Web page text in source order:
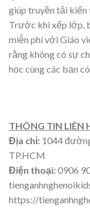
giúp truyền tải kiến
Trước khi xếp lớp,
miễn phí với Giáo
rằng không có sự
học cùng các bạn
THÔNG TIN LIÊN
Địa chỉ: 1044
TP.HCM
Điện thoại:0906
https://